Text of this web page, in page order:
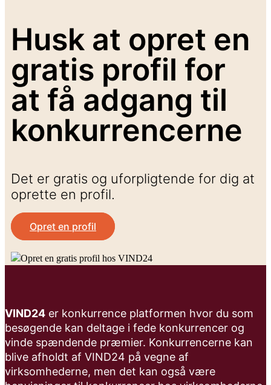
Husk at opret en
gratis profil for
at få adgang til
konkurrencerne
Det er gratis og uforpligtende for dig at
oprette en profil.
Opret en profil
VIND24 er konkurrence platformen hvor du som
besøgende kan deltage i fede konkurrencer og
vinde spændende præmier. Konkurrencerne kan
blive afholdt af VIND24 på vegne af
virksomhederne, men det kan også være